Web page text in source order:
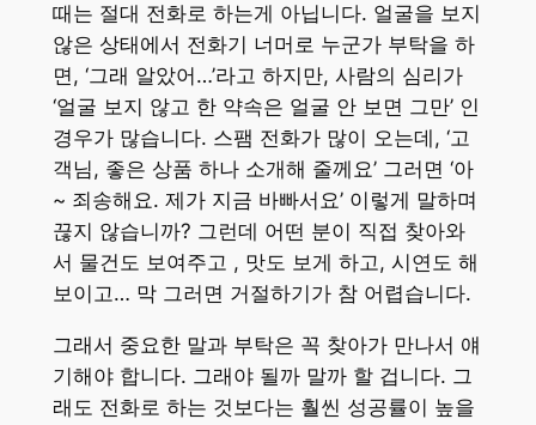
때는 절대 전화로 하는게 아닙니다. 얼굴을 보지
않은 상태에서 전화기 너머로 누군가 부탁을 하
면, ‘그래 알았어…’라고 하지만, 사람의 심리가
‘얼굴 보지 않고 한 약속은 얼굴 안 보면 그만’ 인
경우가 많습니다. 스팸 전화가 많이 오는데, ‘고
객님, 좋은 상품 하나 소개해 줄께요’ 그러면 ‘아
~ 죄송해요. 제가 지금 바빠서요’ 이렇게 말하며
끊지 않습니까? 그런데 어떤 분이 직접 찾아와
서 물건도 보여주고 , 맛도 보게 하고, 시연도 해
보이고… 막 그러면 거절하기가 참 어렵습니다.
그래서 중요한 말과 부탁은 꼭 찾아가 만나서 얘
기해야 합니다. 그래야 될까 말까 할 겁니다. 그
래도 전화로 하는 것보다는 훨씬 성공률이 높을